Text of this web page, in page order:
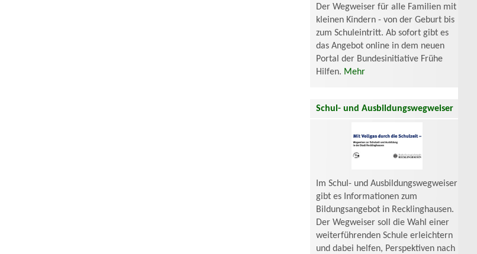
Der Wegweiser für alle Familien mit
kleinen Kindern - von der Geburt bis
zum Schuleintritt. Ab sofort gibt es
das Angebot online in dem neuen
Portal der Bundesinitiative Frühe
Hilfen. Mehr
Schul- und Ausbildungswegweiser
Im Schul- und Ausbildungswegweiser
gibt es Informationen zum
Bildungsangebot in Recklinghausen.
Der Wegweiser soll die Wahl einer
weiterführenden Schule erleichtern
und dabei helfen, Perspektiven nach